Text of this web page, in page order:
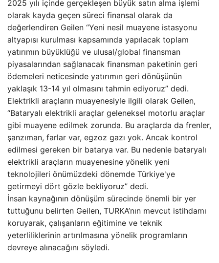
2025 yılı içinde gerçekleşen büyük satın alma işlemi
olarak kayda geçen süreci finansal olarak da
değerlendiren Geilen “Yeni nesil muayene istasyonu
altyapısı kurulması kapsamında yapılacak toplam
yatırımın büyüklüğü ve ulusal/global finansman
piyasalarından sağlanacak finansman paketinin geri
ödemeleri neticesinde yatırımın geri dönüşünün
yaklaşık 13-14 yıl olmasını tahmin ediyoruz” dedi.
Elektrikli araçların muayenesiyle ilgili olarak Geilen,
“Bataryalı elektrikli araçlar geleneksel motorlu araçlar
gibi muayene edilmek zorunda. Bu araçlarda da frenler,
şanzıman, farlar var, egzoz gazı yok. Ancak kontrol
edilmesi gereken bir batarya var. Bu nedenle bataryalı
elektrikli araçların muayenesine yönelik yeni
teknolojileri önümüzdeki dönemde Türkiye'ye
getirmeyi dört gözle bekliyoruz” dedi.
İnsan kaynağının dönüşüm sürecinde önemli bir yer
tuttuğunu belirten Geilen, TURKA’nın mevcut istihdamı
koruyarak, çalışanların eğitimine ve teknik
yeterliliklerinin artırılmasına yönelik programların
devreye alınacağını söyledi.